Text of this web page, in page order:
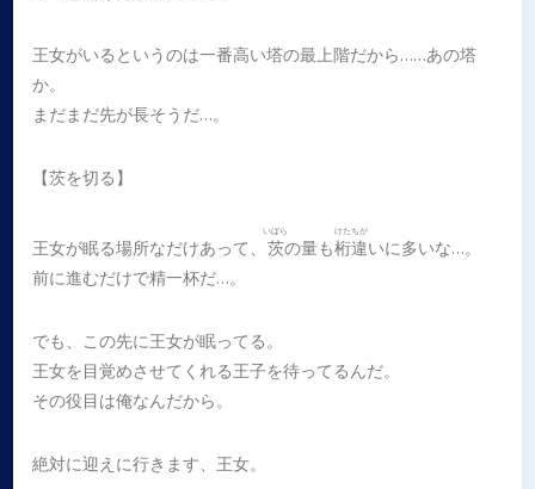
王女がいるというのは一番高い塔の最上階だから……あの塔
か。
まだまだ先が長そうだ…。
【茨を切る】
王女が眠る場所なだけあって、 茨
いばら
の量も桁
けた
違
ちが
いに多いな…。
前に進むだけで精一杯だ…。
でも、この先に王女が眠ってる。
王女を目覚めさせてくれる王子を待ってるんだ。
その役目は俺なんだから。
絶対に迎えに行きます、王女。